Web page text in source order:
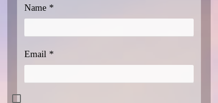
Name *
Email *